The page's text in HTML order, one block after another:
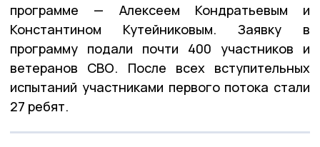
программе — Алексеем Кондратьевым и
Константином Кутейниковым. Заявку в
программу подали почти 400 участников и
ветеранов СВО. После всех вступительных
испытаний участниками первого потока стали
27 ребят.